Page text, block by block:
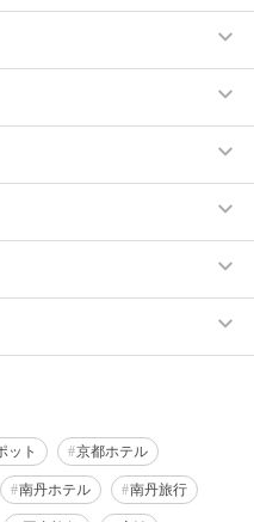
ット 京都ホテル
南丹ホテル 南丹旅行